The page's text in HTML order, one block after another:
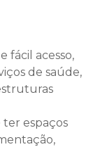
fácil acesso,
de saúde,
ter espaços